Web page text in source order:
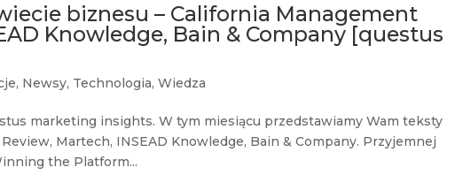
biznesu – California Management
Knowledge, Bain & Company [questus
, Newsy, Technologia,Wiedza
marketing insights. W tym miesiącu przedstawiamy Wam teksty
Martech, INSEAD Knowledge, Bain & Company. Przyjemnej
the Platform...